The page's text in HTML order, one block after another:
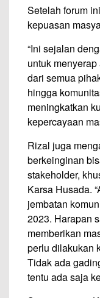
Setelah forum
kepuasan
“Ini sejalan
untuk
dari semua
hingga
meningkatkan
kepercayaan
Rizal juga
berkeinginan
stakeholder,
Karsa Husada.
jembatan
2023. Harapan
memberikan
perlu dilakukan
Tidak ada
tentu ada saja